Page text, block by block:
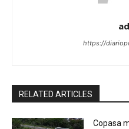
https://
RELATED ARTICLES
Copasa